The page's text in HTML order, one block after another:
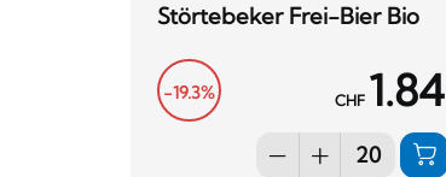
Störtebeker Frei-Bier Bio
-19.3% CHF 1.84